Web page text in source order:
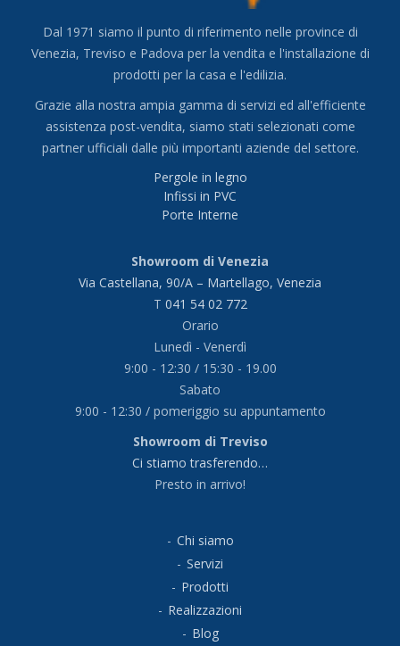
Dal 1971 siamo il punto di riferimento nelle province di
Venezia, Treviso e Padova per la vendita e l'installazione di
prodotti per la casa e l'edilizia.
Grazie alla nostra ampia gamma di servizi ed all'efficiente
assistenza post-vendita, siamo stati selezionati come
partner ufficiali dalle più importanti aziende del settore.
Pergole in legno
Infissi in PVC
Porte Interne
Showroom di Venezia
Via Castellana, 90/A – Martellago, Venezia
T 041 54 02 772
Orario
Lunedì - Venerdì
9:00 - 12:30 / 15:30 - 19.00
Sabato
9:00 - 12:30 / pomeriggio su appuntamento
Showroom di Treviso
Ci stiamo trasferendo…
Presto in arrivo!
Chi siamo
Servizi
Prodotti
Realizzazioni
Blog